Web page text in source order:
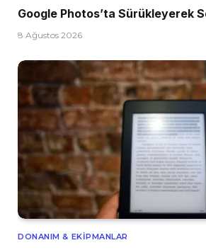
Google Photos’ta Sürükleyerek
8 Ağustos 2026
DONANIM & EKIPMANLAR